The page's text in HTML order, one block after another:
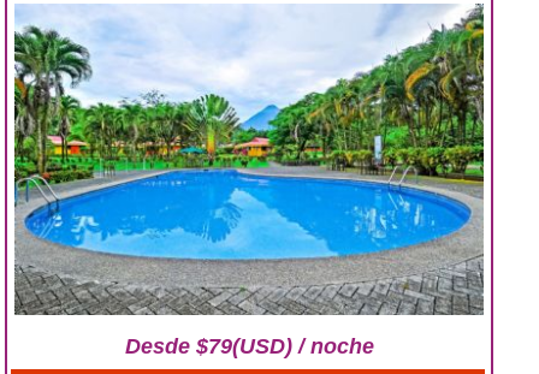
Desde $79(USD) / noche